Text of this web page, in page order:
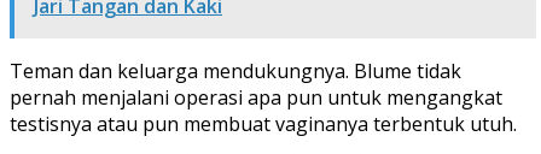
Jari Tangan dan Kaki
Teman dan keluarga mendukungnya. Blume tidak
pernah menjalani operasi apa pun untuk mengangkat
testisnya atau pun membuat vaginanya terbentuk utuh.